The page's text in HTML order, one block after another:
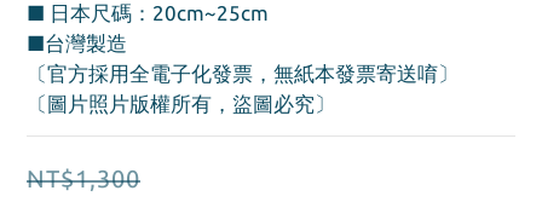
■ 日本尺碼：20cm~25cm
■台灣製造
〔官方採用全電子化發票，無紙本發票寄送唷〕
〔圖片照片版權所有，盜圖必究〕
NT$1,300